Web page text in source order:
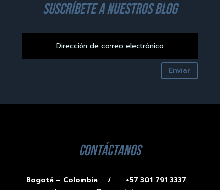
suscríbete a nuestros blog
Enviar
contáctanos
Bogotá – Colombia /
+57 301 791 3337